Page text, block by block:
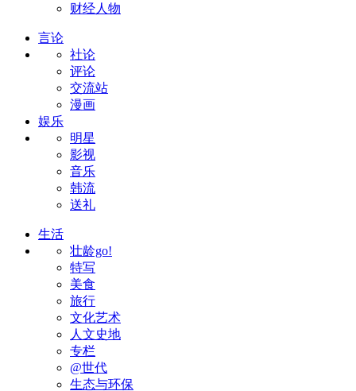
财经人物
言论
社论
评论
交流站
漫画
娱乐
明星
影视
音乐
韩流
送礼
生活
壮龄go!
特写
美食
旅行
文化艺术
人文史地
专栏
@世代
生态与环保